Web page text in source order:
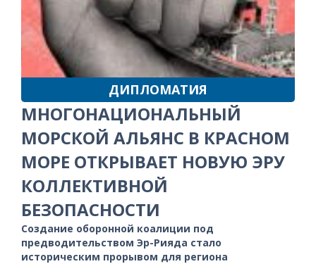
ДИПЛОМАТИЯ
МНОГОНАЦИОНАЛЬНЫЙ
МОРСКОЙ АЛЬЯНС В КРАСНОМ
МОРЕ ОТКРЫВАЕТ НОВУЮ ЭРУ
КОЛЛЕКТИВНОЙ
БЕЗОПАСНОСТИ
Создание оборонной коалиции под
предводительством Эр-Рияда стало
историческим прорывом для региона